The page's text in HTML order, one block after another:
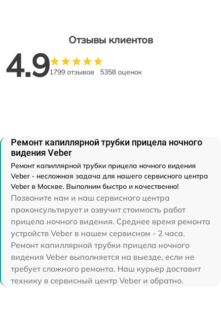
Отзывы клиентов
4.91799 отзывов 5358 оценок
Ремонт капиллярной трубки прицела ночного
видения Veber
Ремонт капиллярной трубки прицела ночного видения
Veber - несложная задача для нашего сервисного центра
Veber в Москве. Выполним быстро и качественно!
Позвоните нам и наш сервисного центра
проконсультирует и озвучит стоимость работ
прицела ночного видения. Среднее время ремонта
устройств Veber в нашем сервисном - 2 часа.
Ремонт капиллярной трубки прицела ночного
видения Veber выполняется на выезде, если не
требует сложного ремонта. Наш курьер доставит
технику в сервисный центр Veber и обратно.